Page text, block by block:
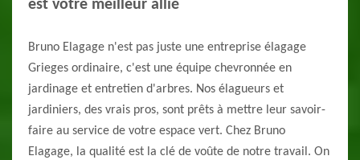
est votre meilleur allié
Bruno Elagage n'est pas juste une entreprise élagage
Grieges ordinaire, c'est une équipe chevronnée en
jardinage et entretien d'arbres. Nos élagueurs et
jardiniers, des vrais pros, sont prêts à mettre leur savoir-
faire au service de votre espace vert. Chez Bruno
Elagage, la qualité est la clé de voûte de notre travail. On